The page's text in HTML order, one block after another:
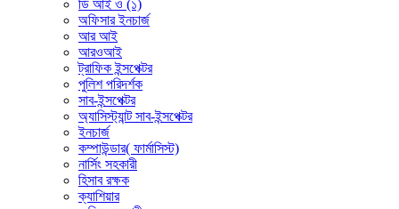
ডি আই ও (১)
অফিসার ইনচার্জ
আর আই
আরওআই
ট্রাফিক ইন্সপেক্টর
পুলিশ পরিদর্শক
সাব-ইন্সপেক্টর
অ্যাসিস্ট্যান্ট সাব-ইন্সপেক্টর
ইনচার্জ
কম্পাউন্ডার( ফার্মাসিস্ট)
নার্সিং সহকারী
হিসাব রক্ষক
ক্যাশিয়ার